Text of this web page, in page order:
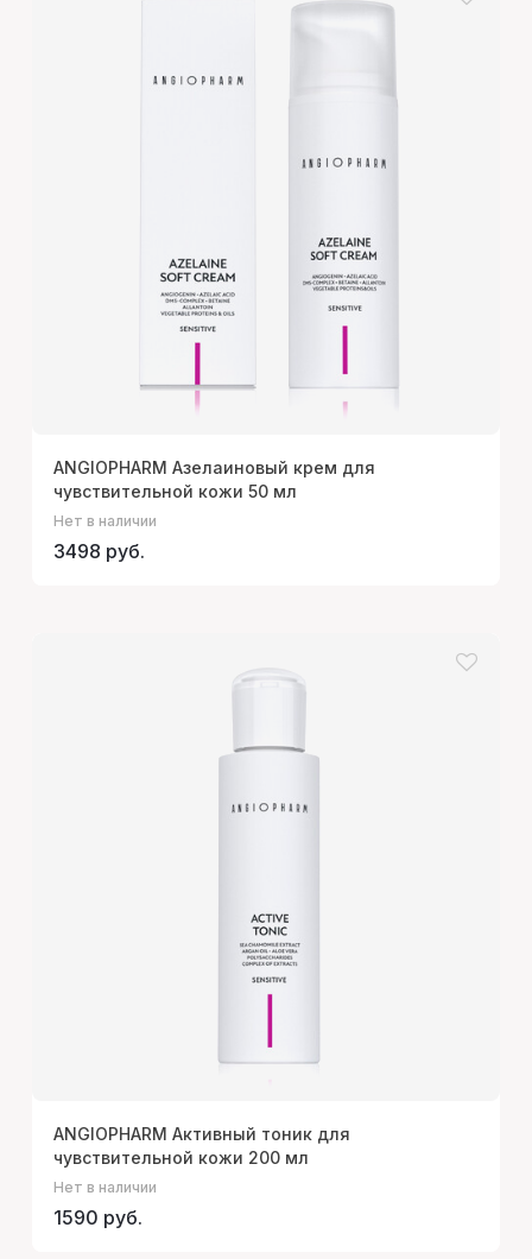
ANGIOPHARM Азелаиновый крем для
чувствительной кожи 50 мл
Нет в наличии
3498 руб.
ANGIOPHARM Активный тоник для
чувствительной кожи 200 мл
Нет в наличии
1590 руб.